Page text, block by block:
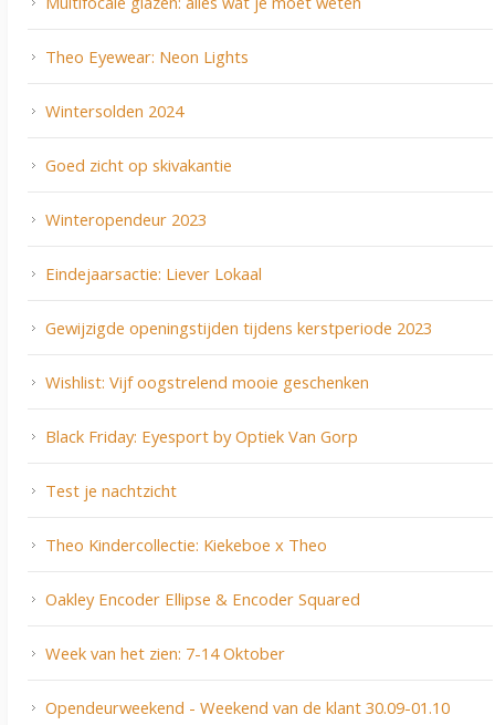
Theo Eyewear: Neon Lights
Wintersolden 2024
Goed zicht op skivakantie
Winteropendeur 2023
Eindejaarsactie: Liever Lokaal
Gewijzigde openingstijden tijdens kerstperiode 2023
Wishlist: Vijf oogstrelend mooie geschenken
Black Friday: Eyesport by Optiek Van Gorp
Test je nachtzicht
Theo Kindercollectie: Kiekeboe x Theo
Oakley Encoder Ellipse & Encoder Squared
Week van het zien: 7-14 Oktober
Opendeurweekend - Weekend van de klant 30.09-01.10